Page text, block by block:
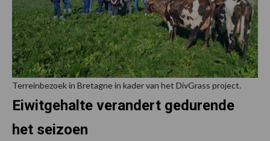
Terreinbezoek in Bretagne in kader van het DivGrass project.
Eiwitgehalte verandert gedurende
het seizoen